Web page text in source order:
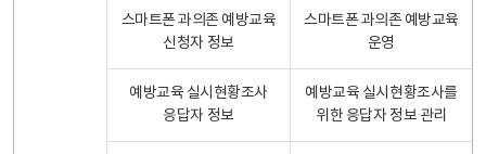
스마트폰 과의존 예방교육
신청자 정보
스마트폰 과의존 예방교육
운영
예방교육 실시현황조사
응답자 정보
예방교육 실시현황조사를
위한 응답자 정보 관리